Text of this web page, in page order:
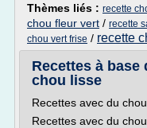
Thèmes liés : recette
chou fleur vert / recette
chou vert frise / recette
Recettes à
chou lisse
Recettes avec du chou
Recettes avec du